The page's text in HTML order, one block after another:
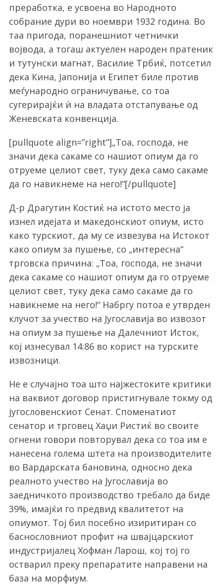
преработка, е усвоена во Народното
собрание дури во ноември 1932 година. Во
таа пригода, поранешниот четнички
војвода, а тогаш актуелен народен пратеник
и тутунски магнат, Василие Трбиќ, потсетил
дека Кина, Јапонија и Египет биле против
меѓународно ограничување, со тоа
сугерирајќи ѝ на владата отстапување од
Женевската конвенција.
[pullquote align=”right”]„Тоа, господа, не
значи дека сакаме со нашиот опиум да го
отруеме целиот свет, туку дека само сакаме
да го навикнеме на него!“[/pullquote]
Д-р Драгутин Костиќ на истото место ја
изнел идејата и македонскиот опиум, исто
како турскиот, да му се извезува на Истокот
како опиум за пушење, со „интересна“
трговска причина: „Тоа, господа, не значи
дека сакаме со нашиот опиум да го отруеме
целиот свет, туку дека само сакаме да го
навикнеме на него!“ Набргу потоа е утврден
клучот за учество на Југославија во извозот
на опиум за пушење на Далечниот Исток,
кој изнесувал 14:86 во корист на турските
извозници.
Не е случајно тоа што најжестоките критики
на ваквиот договор пристигнувале токму од
југословенскиот Сенат. Споменатиот
сенатор и трговец Хаџи Ристиќ во своите
огнени говори повторувал дека со тоа им е
нанесена голема штета на производителите
во Вардарската бановина, односно дека
реалното учество на Југославија во
заедничкото производство требало да биде
39%, имајќи го предвид квалитетот на
опиумот. Тој бил посебно изиритиран со
баснословниот профит на швајцарскиот
индустријалец Хофман Ларош, кој тој го
остварил преку препаратите направени на
база на морфиум.